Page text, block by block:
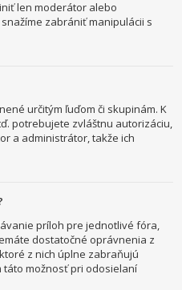
len moderátor alebo
zabrániť manipulácii s
určitým ľuďom či skupinám. K
potrebujete zvláštnu autorizáciu,
a administrátor, takže ich
príloh pre jednotlivé fóra,
dostatočné oprávnenia z
z nich úplne zabraňujú
možnosť pri odosielaní